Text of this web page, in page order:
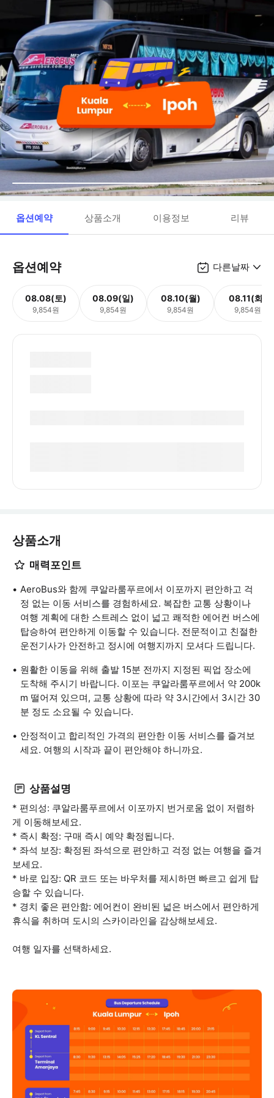
옵션예약 상품소개 이용정보 리뷰
옵션예약 다른날짜
08.08(토)
9,854원
08.09(일)
9,854원
08.10(월)
9,854원
08.11(화)
9,854원
상품소개
매력포인트
AeroBus와 함께 쿠알라룸푸르에서 이포까지 편안하고 걱
정 없는 이동 서비스를 경험하세요. 복잡한 교통 상황이나
여행 계획에 대한 스트레스 없이 넓고 쾌적한 에어컨 버스에
탑승하여 편안하게 이동할 수 있습니다. 전문적이고 친절한
운전기사가 안전하고 정시에 여행지까지 모셔다 드립니다.
원활한 이동을 위해 출발 15분 전까지 지정된 픽업 장소에
도착해 주시기 바랍니다. 이포는 쿠알라룸푸르에서 약 200k
m 떨어져 있으며, 교통 상황에 따라 약 3시간에서 3시간 30
분 정도 소요될 수 있습니다.
안정적이고 합리적인 가격의 편안한 이동 서비스를 즐겨보
세요. 여행의 시작과 끝이 편안해야 하니까요.
상품설명
* 편의성: 쿠알라룸푸르에서 이포까지 번거로움 없이 저렴하
게 이동해보세요.
* 즉시 확정: 구매 즉시 예약 확정됩니다.
* 좌석 보장: 확정된 좌석으로 편안하고 걱정 없는 여행을 즐겨
보세요.
* 바로 입장: QR 코드 또는 바우처를 제시하면 빠르고 쉽게 탑
승할 수 있습니다.
* 경치 좋은 편안함: 에어컨이 완비된 넓은 버스에서 편안하게
휴식을 취하며 도시의 스카이라인을 감상해보세요.
여행 일자를 선택하세요.